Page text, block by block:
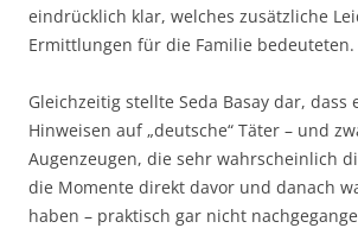
eindrücklich klar, welches zusätzliche
Ermittlungen für die Familie bedeuteten.
Gleichzeitig stellte Seda Basay dar, dass
Hinweisen auf „deutsche“ Täter – und
Augenzeugen, die sehr wahrscheinlich
die Momente direkt davor und danach
haben – praktisch gar nicht